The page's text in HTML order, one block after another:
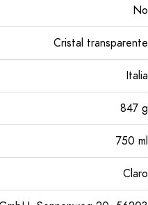
No
Cristal transparente
Italia
847 g
750 ml
Claro